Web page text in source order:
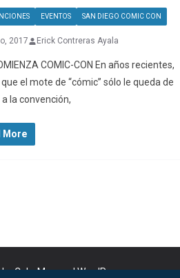
EVENTOS SAN DIEGO COMIC CON
2017 Erick Contreras Ayala
COMIC-CON En años recientes,
el mote de “cómic” sólo le queda de
la convención,
More
byColorMagandWordPress.